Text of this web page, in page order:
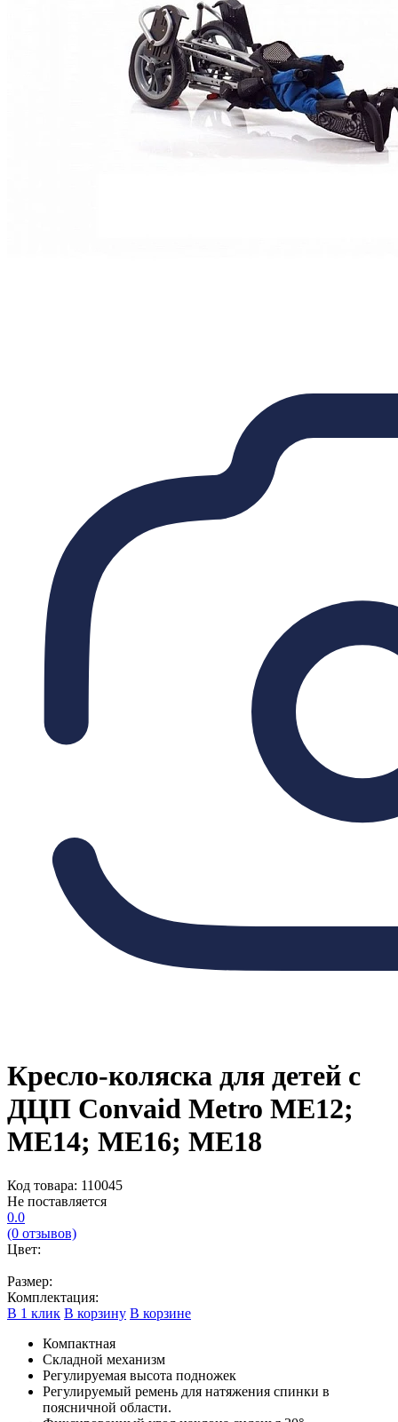
Кресло-коляска для детей с
ДЦП Convaid Metro ME12;
ME14; ME16; ME18
Код товара: 110045
Не поставляется
0.0
(0 отзывов)
Цвет:
Размер:
Комплектация:
В 1 клик В корзину В корзине
Компактная
Складной механизм
Регулируемая высота подножек
Регулируемый ремень для натяжения спинки в
поясничной области.